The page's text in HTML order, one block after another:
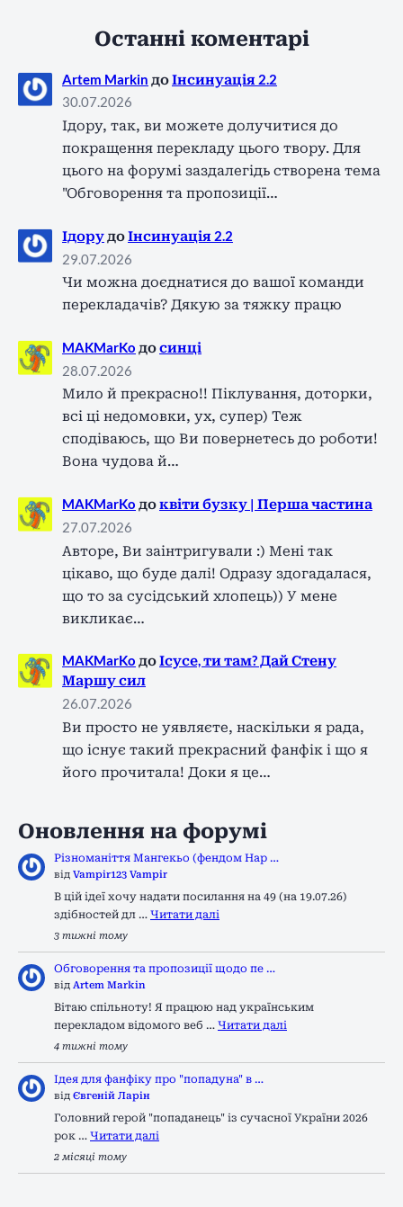
Останні коментарі
Artem Markin доІнсинуація 2.2
30.07.2026
Ідору, так, ви можете долучитися до
покращення перекладу цього твору. Для
цього на форумі заздалегідь створена тема
"Обговорення та пропозиції…
Ідору доІнсинуація 2.2
29.07.2026
Чи можна доєднатися до вашої команди
перекладачів? Дякую за тяжку працю
MAKMarKo досинці
28.07.2026
Мило й прекрасно!! Піклування, доторки,
всі ці недомовки, ух, супер) Теж
сподіваюсь, що Ви повернетесь до роботи!
Вона чудова й…
MAKMarKo доквіти бузку | Перша частина
27.07.2026
Авторе, Ви заінтригували :) Мені так
цікаво, що буде далі! Одразу здогадалася,
що то за сусідський хлопець)) У мене
викликає…
MAKMarKo доІсусе, ти там? Дай Стену
Маршу сил
26.07.2026
Ви просто не уявляєте, наскільки я рада,
що існує такий прекрасний фанфік і що я
його прочитала! Доки я це…
Оновлення на форумі
Різноманіття Мангекьо (фендом Нар …
від Vampir123 Vampir
В цій ідеї хочу надати посилання на 49 (на 19.07.26)
здібностей дл … Читати далі
3 тижні тому
Обговорення та пропозиції щодо пе …
від Artem Markin
Вітаю спільноту! Я працюю над українським
перекладом відомого веб … Читати далі
4 тижні тому
Ідея для фанфіку про "попадуна" в …
від Євгеній Ларін
Головний герой "попаданець" із сучасної України 2026
рок … Читати далі
2 місяці тому